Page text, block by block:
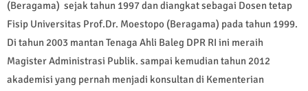
(Beragama) sejak tahun 1997 dan diangkat sebagai Dosen tetap
Fisip Universitas Prof.Dr. Moestopo (Beragama) pada tahun 1999.
Di tahun 2003 mantan Tenaga Ahli Baleg DPR RI ini meraih
Magister Administrasi Publik. sampai kemudian tahun 2012
akademisi yang pernah menjadi konsultan di Kementerian